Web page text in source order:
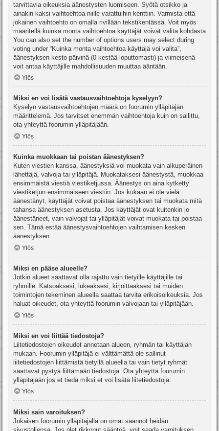
tarvittavia oikeuksia äänestysten luomiseen. Syötä otsikko ja
ainakin kaksi vaihtoehtoa niille varattuihin kenttiin. Varmista että
jokainen vaihtoehto on omalla rivillään tekstikentässä. Voit myös
määritellä kuinka monta vaihtoehtoa käyttäjät voivat valita kohdasta
You can also set the number of options users may select during
voting under “Kuinka monta vaihtoehtoa käyttäjä voi valita”,
äänestyksen kesto päivinä (0 kestää loputtomasti) ja viimeisenä
voit antaa käyttäjille mahdollisuuden muuttaa ääntään.
Ylös
Miksi en voi lisätä vastausvaihtoehtoja kyselyyn?
Kyselyn vastausvaihtoehtojen määrä on foorumin ylläpitäjän
määrittelemä. Jos tarvitset enemmän vaihtoehtoja kuin on sallittu,
ota yhteyttä foorumin ylläpitäjään.
Ylös
Kuinka muokkaan tai poistan äänestyksen?
Kuten viestien kanssa, äänestyksiä voi muokata vain alkuperäinen
lähettäjä, valvoja tai ylläpitäjä. Muokataksesi äänestystä, muokkaa
ensimmäistä viestiä viestiketjussa. Äänestys on aina kytketty
viestiketjun ensimmäiseen viestiin. Jos kukaan ei ole vielä
äänestänyt, käyttäjät voivat poistaa äänestyksen tai muokata mitä
tahansa äänestyksen asetusta. Jos käyttäjät ovat kuitenkin jo
äänestäneet, vain valvojat tai ylläpitäjät voivat muokata tai poistaa
sen. Tämä estää äänestysvaihtoehtojen vaihtamisen kesken
äänestyksen.
Ylös
Miksi en pääse alueelle?
Jotkin alueet saattavat olla rajattu vain tietyille käyttäjille tai
ryhmille. Katsoaksesi, lukeaksesi, kirjoittaaksesi tai muiden
toimintojen tekeminen alueella saattaa tarvita erikoisoikeuksia. Jos
haluat oikeudet, ota yhteyttä foorumin valvojaan tai ylläpitäjään.
Ylös
Miksi en voi liittää tiedostoja?
Liitetiedostojen oikeudet annetaan alueen, ryhmän tai käyttäjän
mukaan. Foorumin ylläpitäjä ei välttämättä ole sallinut
liitetiedostojen liittämistä tietyllä alueella tai vain tietyt ryhmät
saattavat pystyä liittämään tiedostoja. Ota yhteyttä foorumin
ylläpitäjään jos et tiedä miksi et voi lisätä liitetiedostoja.
Ylös
Miksi sain varoituksen?
Jokaisen foorumin ylläpitäjällä on omat säännöt heidän